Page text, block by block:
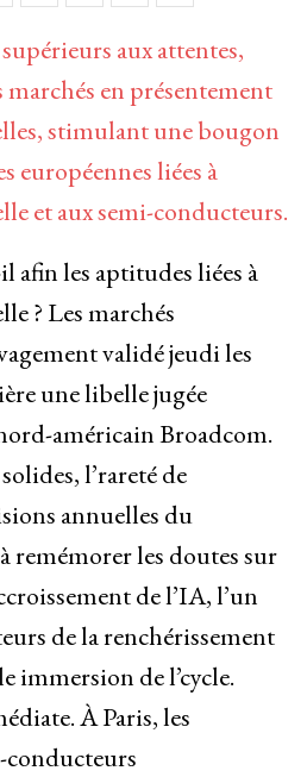
aux attentes,
en présentement
stimulant une bougon
européennes liées à
et aux semi-conducteurs.
les aptitudes liées à
? Les marchés
validé jeudi les
une libelle jugée
américain Broadcom.
l’rareté de
annuelles du
remémorer les doutes sur
de l’IA, l’un
de la renchérissement
immersion de l’cycle.
À Paris, les
conducteurs